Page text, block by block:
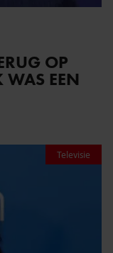
OP
WAS EEN
Televisie